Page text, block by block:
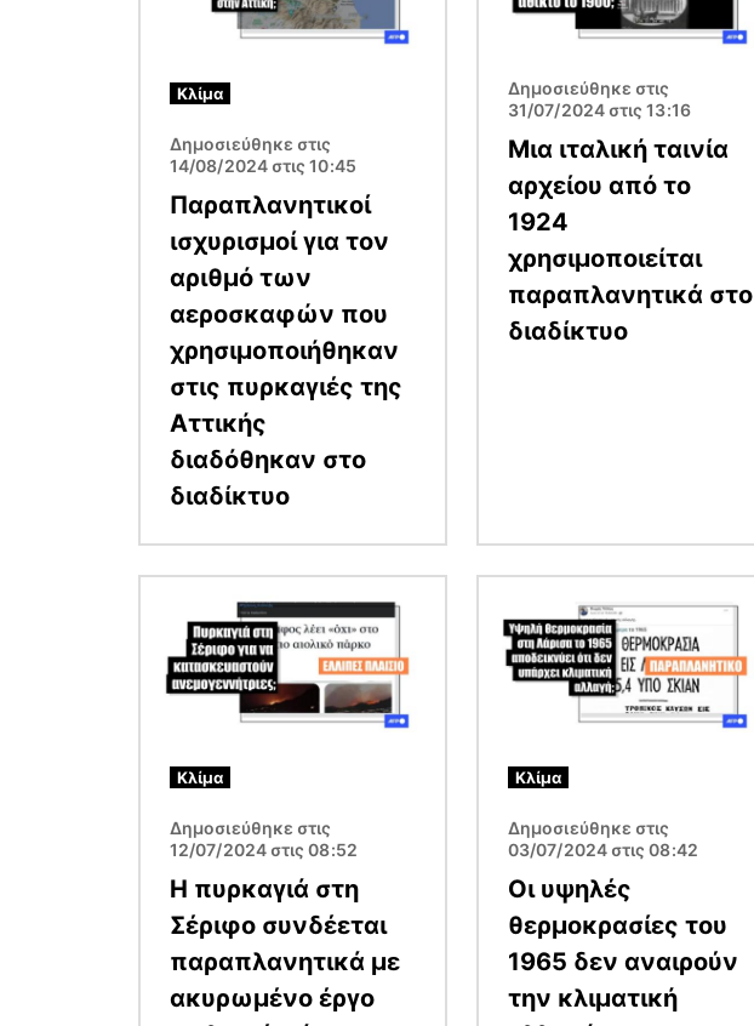
Κλίμα
Δημοσιεύθηκε στις
14/08/2024 στις 10:45
Παραπλανητικοί
ισχυρισμοί για τον
αριθμό των
αεροσκαφών που
χρησιμοποιήθηκαν
στις πυρκαγιές της
Αττικής
διαδόθηκαν στο
διαδίκτυο
Δημοσιεύθηκε στις
31/07/2024 στις 13:16
Μια ιταλική ταινία
αρχείου από το
1924
χρησιμοποιείται
παραπλανητικά στο
διαδίκτυο
Κλίμα
Δημοσιεύθηκε στις
12/07/2024 στις 08:52
Η πυρκαγιά στη
Σέριφο συνδέεται
παραπλανητικά με
ακυρωμένο έργο
Κλίμα
Δημοσιεύθηκε στις
03/07/2024 στις 08:42
Οι υψηλές
θερμοκρασίες του
1965 δεν αναιρούν
την κλιματική